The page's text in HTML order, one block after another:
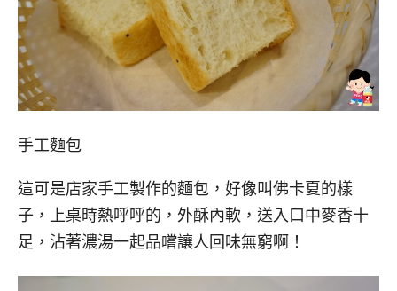
手工麵包
這可是店家手工製作的麵包，好像叫佛卡夏的樣
子，上桌時熱呼呼的，外酥內軟，送入口中麥香十
足，沾著濃湯一起品嚐讓人回味無窮啊！